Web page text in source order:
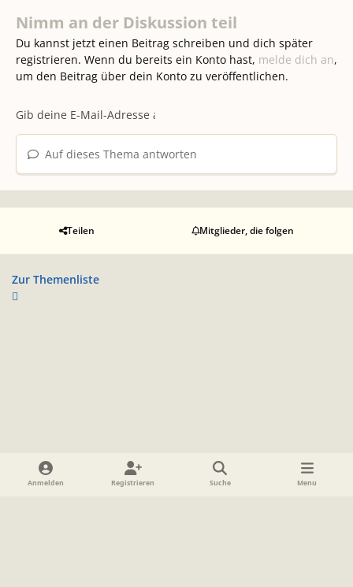
Nimm an der Diskussion teil
Du kannst jetzt einen Beitrag schreiben und dich später
registrieren. Wenn du bereits ein Konto hast, melde dich an,
um den Beitrag über dein Konto zu veröffentlichen.
Auf dieses Thema antworten
Teilen Mitglieder, die folgen
Zur Themenliste
Heller Modus
Dunkler ModusSystemeinstellung
Anmelden Registrieren Suche Menu